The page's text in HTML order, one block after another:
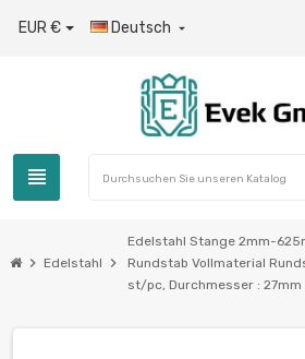
EUR € Deutsch 
view_headline
chevron_right Edelstahl chevron_right
Edelstahl Stange 2mm-
Rundstab Vollmaterial
st/pc, Durchmesser : 27mm